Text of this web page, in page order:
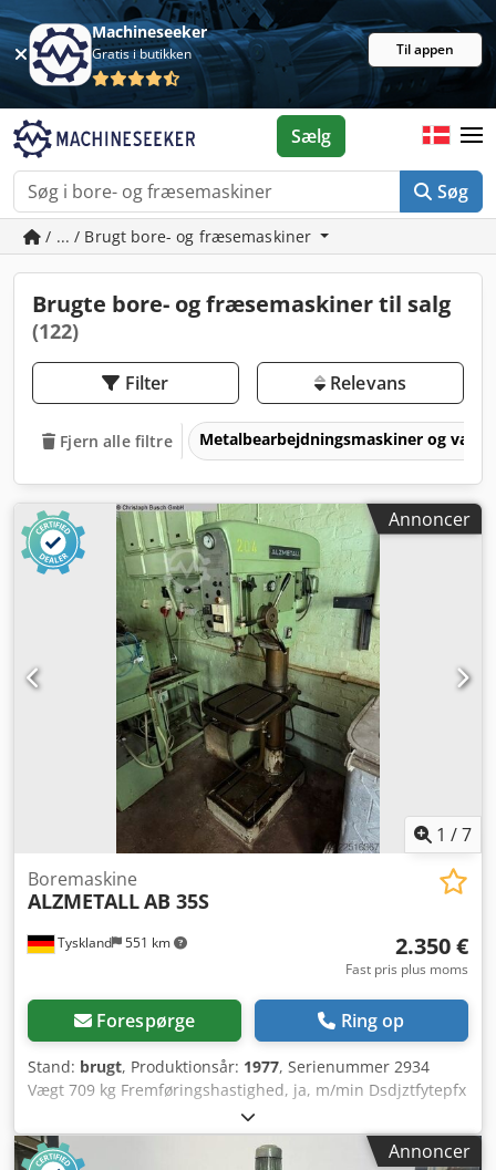
Machineseeker
Gratis i butikken Til appen
Søg
Sælg
/ ... / Brugt bore- og fræsemaskiner
Brugte bore- og fræsemaskiner til salg
(122)
Filter Relevans
Fjern alle filtre Metalbearbejdningsmaskiner og
Annoncer
1 /7
Tyskland 551 km
Boremaskine
ALZMETALLAB 35S
2.350 €
Fast pris plus moms
Forespørge Ring op
Stand: brugt, Produktionsår: 1977, Serienummer 2934
Vægt 709 kg Fremføringshastighed, ja, m/min Dsdjztfytepfx
Annoncer